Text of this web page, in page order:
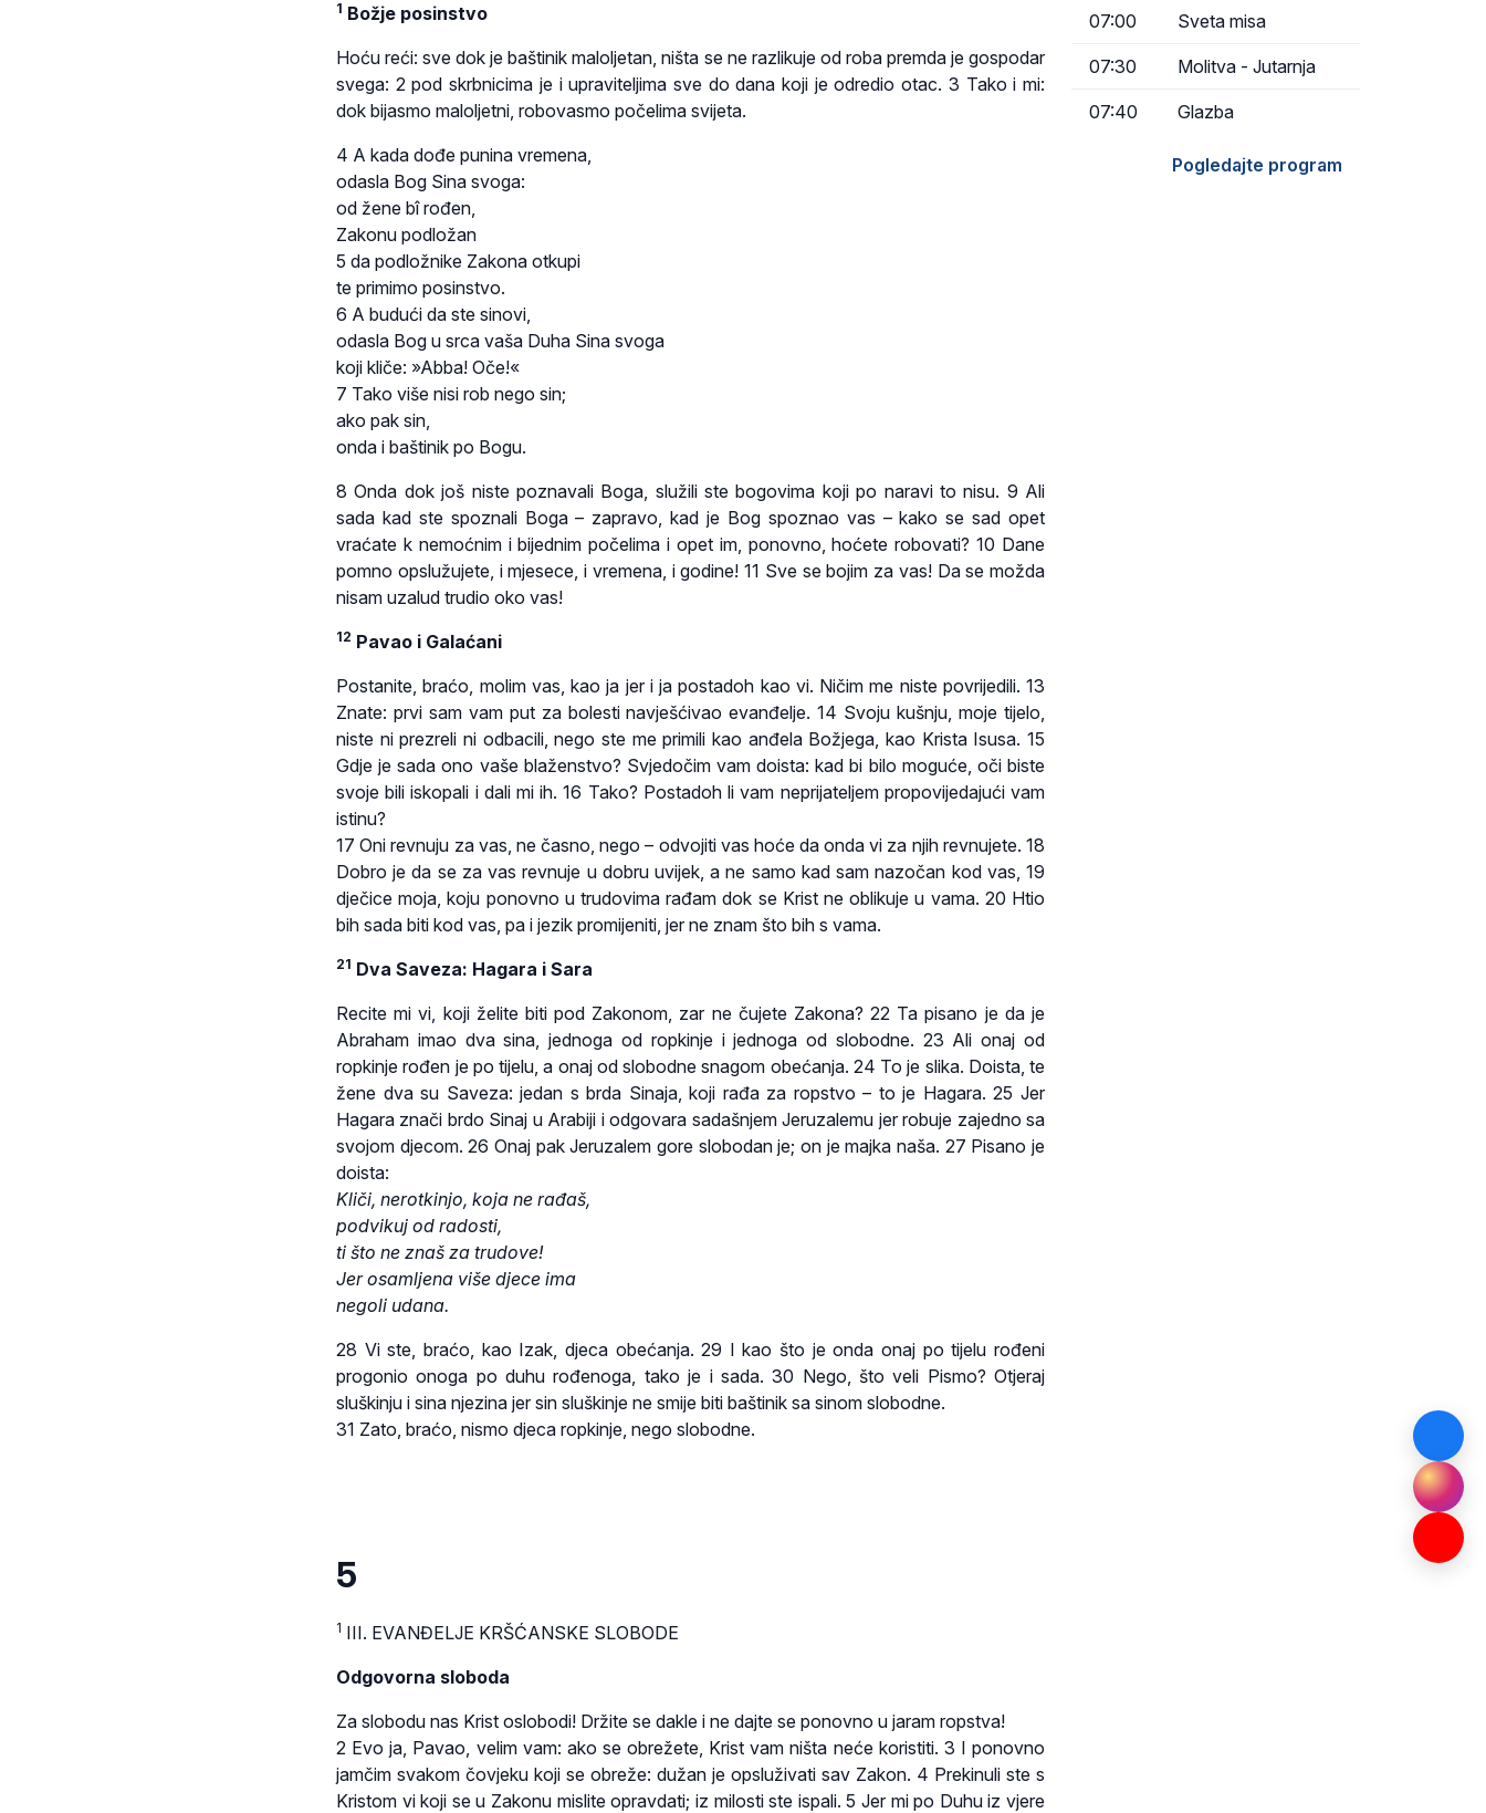
1 Božje posinstvo
Hoću reći: sve dok je baštinik maloljetan, ništa se ne razlikuje od roba premda je gospodar
svega: 2 pod skrbnicima je i upraviteljima sve do dana koji je odredio otac. 3 Tako i mi:
dok bijasmo maloljetni, robovasmo počelima svijeta.
4 A kada dođe punina vremena,
odasla Bog Sina svoga:
od žene bî rođen,
Zakonu podložan
5 da podložnike Zakona otkupi
te primimo posinstvo.
6 A budući da ste sinovi,
odasla Bog u srca vaša Duha Sina svoga
koji kliče: »Abba! Oče!«
7 Tako više nisi rob nego sin;
ako pak sin,
onda i baštinik po Bogu.
8 Onda dok još niste poznavali Boga, služili ste bogovima koji po naravi to nisu. 9 Ali
sada kad ste spoznali Boga – zapravo, kad je Bog spoznao vas – kako se sad opet
vraćate k nemoćnim i bijednim počelima i opet im, ponovno, hoćete robovati? 10 Dane
pomno opslužujete, i mjesece, i vremena, i godine! 11 Sve se bojim za vas! Da se možda
nisam uzalud trudio oko vas!
12 Pavao i Galaćani
Postanite, braćo, molim vas, kao ja jer i ja postadoh kao vi. Ničim me niste povrijedili. 13
Znate: prvi sam vam put za bolesti navješćivao evanđelje. 14 Svoju kušnju, moje tijelo,
niste ni prezreli ni odbacili, nego ste me primili kao anđela Božjega, kao Krista Isusa. 15
Gdje je sada ono vaše blaženstvo? Svjedočim vam doista: kad bi bilo moguće, oči biste
svoje bili iskopali i dali mi ih. 16 Tako? Postadoh li vam neprijateljem propovijedajući vam
istinu?
17 Oni revnuju za vas, ne časno, nego – odvojiti vas hoće da onda vi za njih revnujete. 18
Dobro je da se za vas revnuje u dobru uvijek, a ne samo kad sam nazočan kod vas, 19
dječice moja, koju ponovno u trudovima rađam dok se Krist ne oblikuje u vama. 20 Htio
bih sada biti kod vas, pa i jezik promijeniti, jer ne znam što bih s vama.
21 Dva Saveza: Hagara i Sara
Recite mi vi, koji želite biti pod Zakonom, zar ne čujete Zakona? 22 Ta pisano je da je
Abraham imao dva sina, jednoga od ropkinje i jednoga od slobodne. 23 Ali onaj od
ropkinje rođen je po tijelu, a onaj od slobodne snagom obećanja. 24 To je slika. Doista, te
žene dva su Saveza: jedan s brda Sinaja, koji rađa za ropstvo – to je Hagara. 25 Jer
Hagara znači brdo Sinaj u Arabiji i odgovara sadašnjem Jeruzalemu jer robuje zajedno sa
svojom djecom. 26 Onaj pak Jeruzalem gore slobodan je; on je majka naša. 27 Pisano je
doista:
Kliči, nerotkinjo, koja ne rađaš,
podvikuj od radosti,
ti što ne znaš za trudove!
Jer osamljena više djece ima
negoli udana.
28 Vi ste, braćo, kao Izak, djeca obećanja. 29 I kao što je onda onaj po tijelu rođeni
progonio onoga po duhu rođenoga, tako je i sada. 30 Nego, što veli Pismo? Otjeraj
sluškinju i sina njezina jer sin sluškinje ne smije biti baštinik sa sinom slobodne.
31 Zato, braćo, nismo djeca ropkinje, nego slobodne.
5
1 III. EVANĐELJE KRŠĆANSKE SLOBODE
Odgovorna sloboda
Za slobodu nas Krist oslobodi! Držite se dakle i ne dajte se ponovno u jaram ropstva!
2 Evo ja, Pavao, velim vam: ako se obrežete, Krist vam ništa neće koristiti. 3 I ponovno
jamčim svakom čovjeku koji se obreže: dužan je opsluživati sav Zakon. 4 Prekinuli ste s
Kristom vi koji se u Zakonu mislite opravdati; iz milosti ste ispali. 5 Jer mi po Duhu iz vjere
07:00 Sveta misa
07:30 Molitva - Jutarnja
07:40 Glazba
Pogledajte program